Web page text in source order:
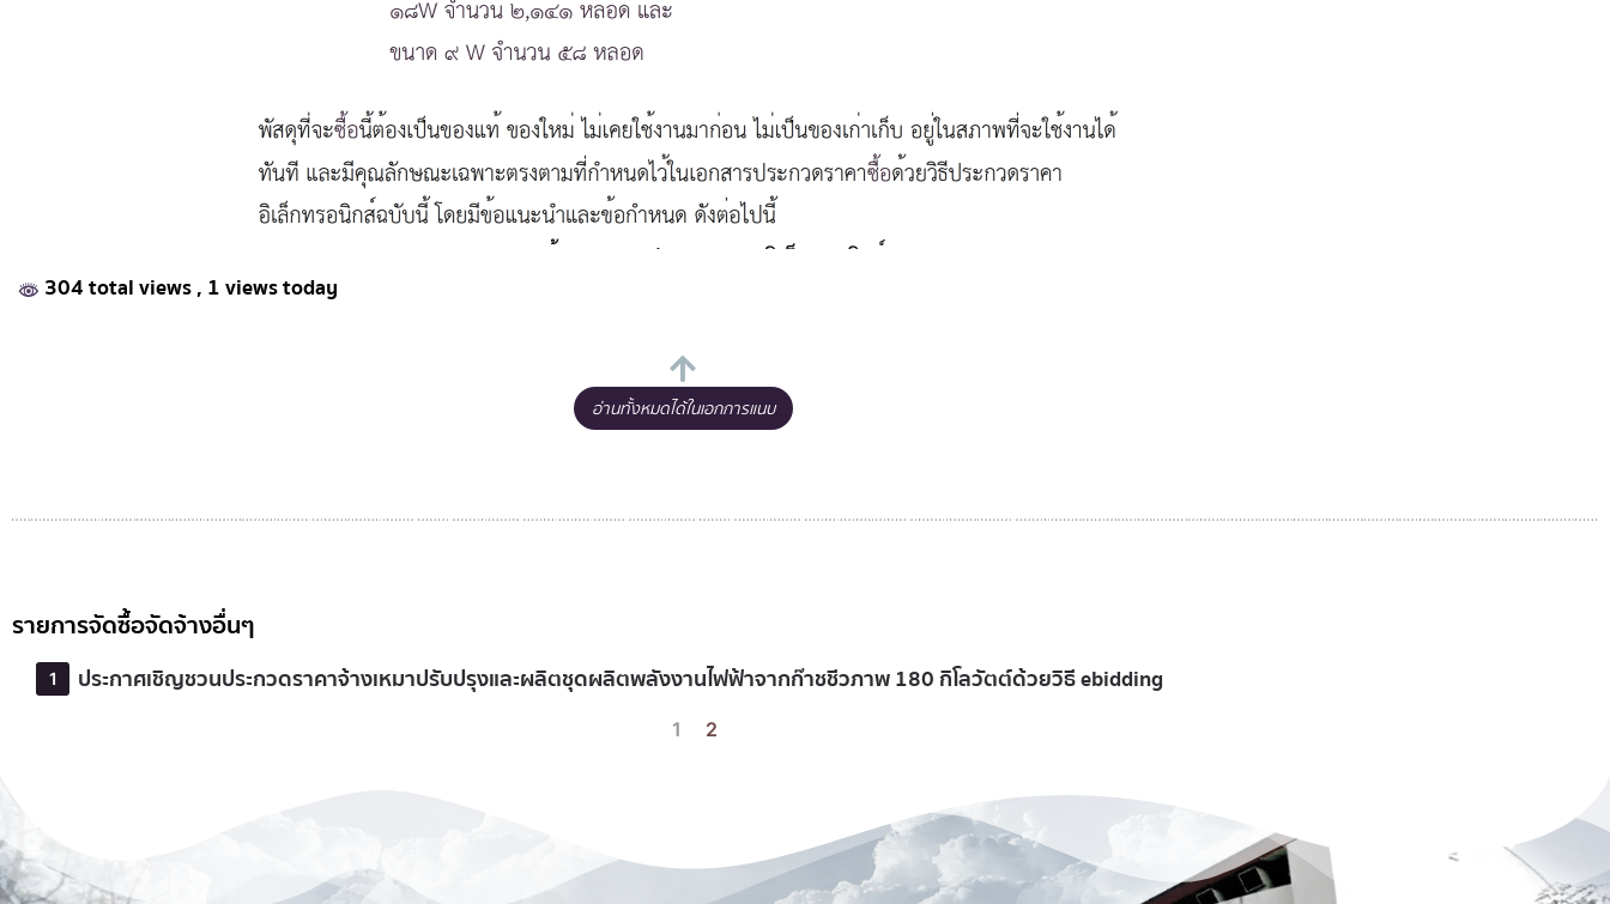
304 total views, 1 views today
อ่านทั้งหมดได้ในเอกการแนบ
รายการจัดซื้อจัดจ้างอื่นๆ
ประกาศเชิญชวนประกวดราคาจ้างเหมาปรับปรุงและผลิตชุดผลิตพลังงานไฟฟ้าจากก๊าชชีวภาพ 180 กิโลวัตต์ด้วยวิธี ebidding
1 2